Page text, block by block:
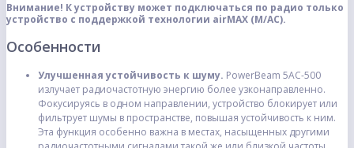
Внимание! К устройству может подключаться по радио только
устройство с поддержкой технологии airMAX (M/AC).
Особенности
Улучшенная устойчивость к шуму. PowerBeam 5AC-500
излучает радиочастотную энергию более узконаправленно.
Фокусируясь в одном направлении, устройство блокирует или
фильтрует шумы в пространстве, повышая устойчивость к ним.
Эта функция особенно важна в местах, насыщенных другими